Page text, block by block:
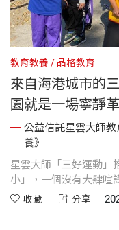
教育教養 品格教育
來自海港城市的
園就是一場寧靜革
公益信託星雲大師
養》
星雲大師「三好運動」
小」，一個沒有大肆喧
爭議性的姿態，在臺灣
收藏 分享